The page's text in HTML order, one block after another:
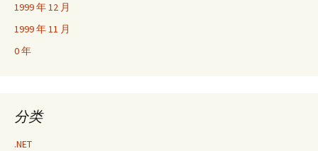
1999 年 12 月
1999 年 11 月
0 年
分类
.NET